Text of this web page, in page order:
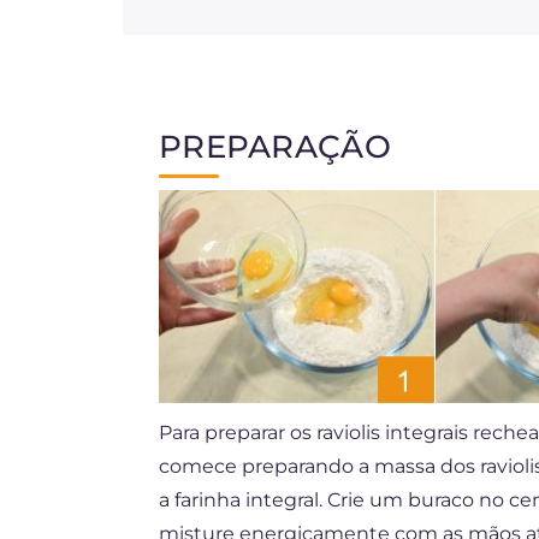
PREPARAÇÃO
Para preparar os raviolis integrais
comece preparando a massa dos
a farinha integral. Crie um buraco no
misture energicamente com as mãos